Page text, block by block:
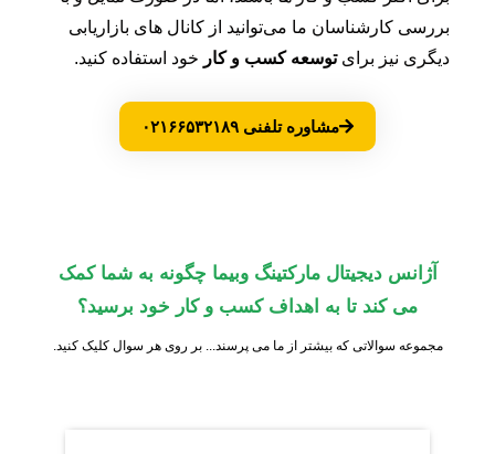
بررسی کارشناسان ما می‌توانید از کانال های بازاریابی
دیگری نیز برایتوسعه کسب و کار خود استفاده کنید.
مشاوره تلفنی ۰۲۱۶۶۵۳۲۱۸۹
آژانس دیجیتال مارکتینگ وبیما چگونه به شما کمک
می کند تا به اهداف کسب و کار خود برسید؟
مجموعه سوالاتی که بیشتر از ما می پرسند... بر روی هر سوال کلیک کنید.